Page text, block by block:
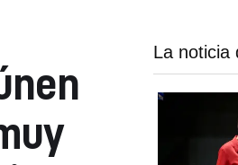
La noticia